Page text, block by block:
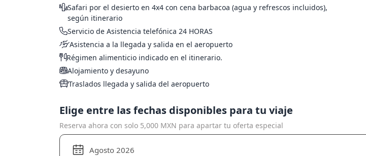
Safari por el desierto en 4x4 con cena barbacoa (agua y refrescos incluidos),
según itinerario
Servicio de Asistencia telefónica 24 HORAS
Asistencia a la llegada y salida en el aeropuerto
Régimen alimenticio indicado en el itinerario.
Alojamiento y desayuno
Traslados llegada y salida del aeropuerto
Elige entre las fechas disponibles para tu viaje
Reserva ahora con solo 5,000 MXN para apartar tu oferta especial
Agosto 2026